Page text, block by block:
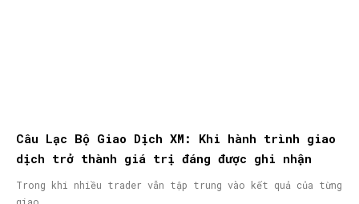
Câu Lạc Bộ Giao Dịch XM: Khi hành trình giao
dịch trở thành giá trị đáng được ghi nhận
Trong khi nhiều trader vẫn tập trung vào kết quả của từng